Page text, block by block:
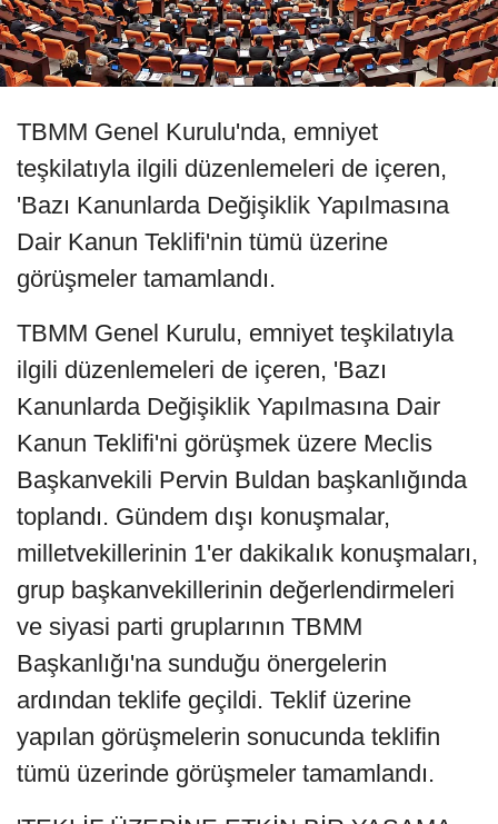
TBMM Genel Kurulu'nda, emniyet
teşkilatıyla ilgili düzenlemeleri de içeren,
'Bazı Kanunlarda Değişiklik Yapılmasına
Dair Kanun Teklifi'nin tümü üzerine
görüşmeler tamamlandı.
TBMM Genel Kurulu, emniyet teşkilatıyla
ilgili düzenlemeleri de içeren, 'Bazı
Kanunlarda Değişiklik Yapılmasına Dair
Kanun Teklifi'ni görüşmek üzere Meclis
Başkanvekili Pervin Buldan başkanlığında
toplandı. Gündem dışı konuşmalar,
milletvekillerinin 1'er dakikalık konuşmaları,
grup başkanvekillerinin değerlendirmeleri
ve siyasi parti gruplarının TBMM
Başkanlığı'na sunduğu önergelerin
ardından teklife geçildi. Teklif üzerine
yapılan görüşmelerin sonucunda teklifin
tümü üzerinde görüşmeler tamamlandı.